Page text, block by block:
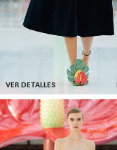
VER DETALLES